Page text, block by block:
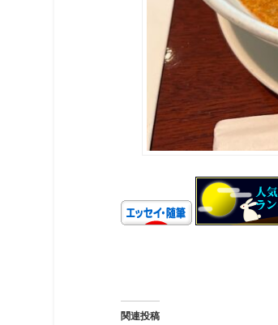
関連投稿